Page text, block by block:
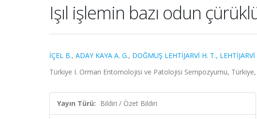
Işıl işlemin bazı odun
İÇEL B., ADAY KAYA A. G., DOĞMUŞ LEHTİJARVİ H. T.,
Türkiye I. Orman Entomolojisi ve Patolojisi Sempozyumu,
Yayın Türü: Bildiri / Özet Bildiri